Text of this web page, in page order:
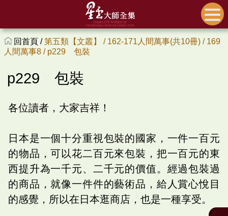
回首頁 /第五類【文叢】 / 162-171人間萬事(共10冊) / 169
人間萬事8 / p229 包裝
p229 包裝
各位讀者，大家吉祥！
日本是一個十分重視包裝的國家，一件一百元
的物品，可以花二百元來包裝，把一百元的東
西提升為一千元、二千元的價值。經過包裝過
的商品，就像一件件的藝術品，給人賞心悅目
的感覺，所以在日本逛商店，也是一種享受。